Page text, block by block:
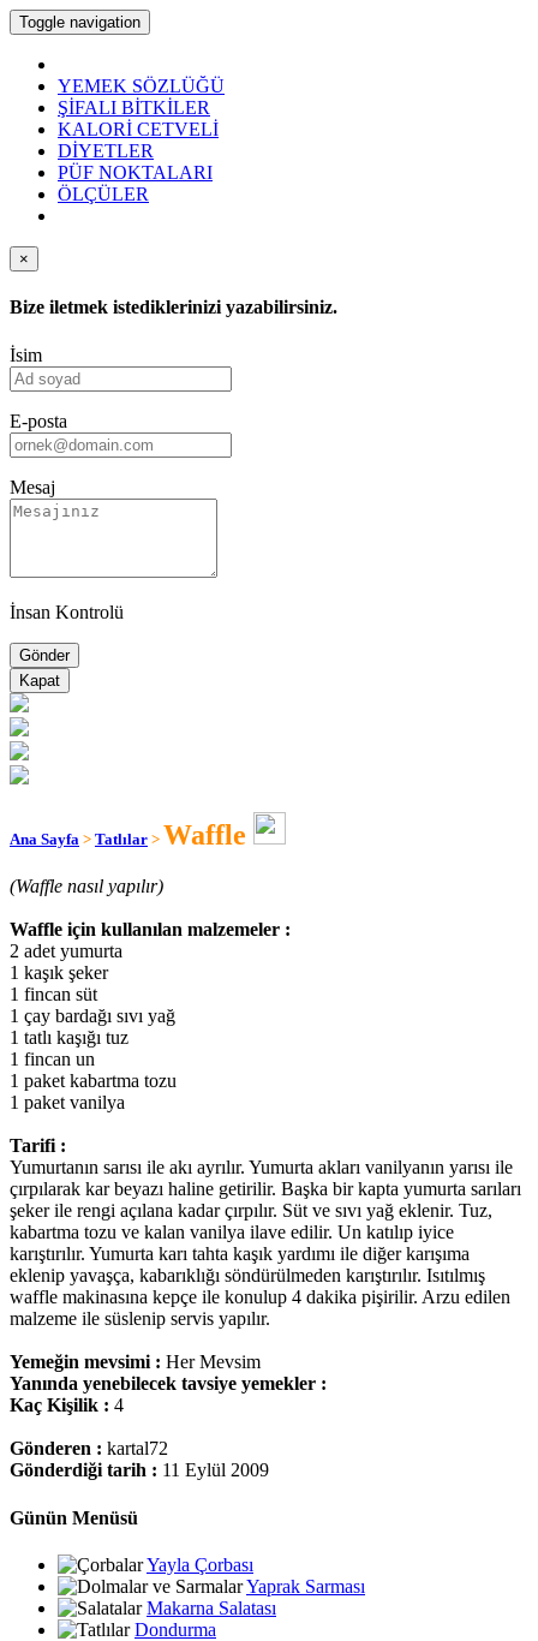
Toggle navigation
YEMEK SÖZLÜĞÜ
ŞİFALI BİTKİLER
KALORİ CETVELİ
DİYETLER
PÜF NOKTALARI
ÖLÇÜLER
×
Bize iletmek istediklerinizi yazabilirsiniz.
İsim
E-posta
Mesaj
İnsan Kontrolü
Kapat
Ana Sayfa > Tatlılar > Waffle
(Waffle nasıl yapılır)
Waffle için kullanılan malzemeler :
2 adet yumurta
1 kaşık şeker
1 fincan süt
1 çay bardağı sıvı yağ
1 tatlı kaşığı tuz
1 fincan un
1 paket kabartma tozu
1 paket vanilya
Tarifi :
Yumurtanın sarısı ile akı ayrılır. Yumurta akları vanilyanın yarısı ile
çırpılarak kar beyazı haline getirilir. Başka bir kapta yumurta sarıları
şeker ile rengi açılana kadar çırpılır. Süt ve sıvı yağ eklenir. Tuz,
kabartma tozu ve kalan vanilya ilave edilir. Un katılıp iyice
karıştırılır. Yumurta karı tahta kaşık yardımı ile diğer karışıma
eklenip yavaşça, kabarıklığı söndürülmeden karıştırılır. Isıtılmış
waffle makinasına kepçe ile konulup 4 dakika pişirilir. Arzu edilen
malzeme ile süslenip servis yapılır.
Yemeğin mevsimi : Her Mevsim
Yanında yenebilecek tavsiye yemekler :
Kaç Kişilik : 4
Gönderen : kartal72
Gönderdiği tarih : 11 Eylül 2009
Günün Menüsü
Yayla Çorbası
Yaprak Sarması
Makarna Salatası
Dondurma